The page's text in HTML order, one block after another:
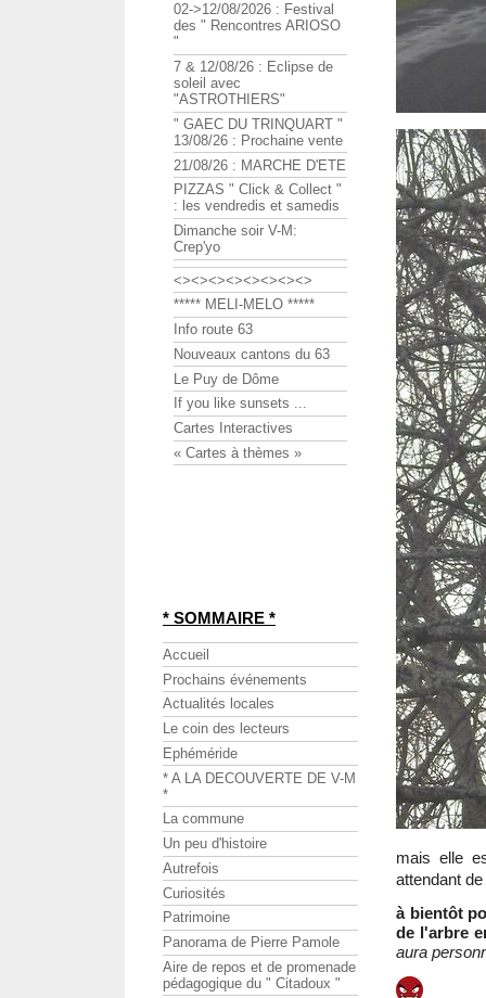
mais elle
attendant
à bientôt
de l'arbre
aura
02->12/08/2026 : Festival
des " Rencontres ARIOSO
"
7 & 12/08/26 : Eclipse de
soleil avec
"ASTROTHIERS"
" GAEC DU TRINQUART "
13/08/26 : Prochaine vente
21/08/26 : MARCHE D'ETE
PIZZAS " Click & Collect "
: les vendredis et samedis
Dimanche soir V-M:
Crep'yo
<><><><><><><><>
***** MELI-MELO *****
Info route 63
Nouveaux cantons du 63
Le Puy de Dôme
If you like sunsets ...
Cartes Interactives
« Cartes à thèmes »
* SOMMAIRE *
Accueil
Prochains événements
Actualités locales
Le coin des lecteurs
Ephéméride
* A LA DECOUVERTE DE V-M
*
La commune
Un peu d'histoire
Autrefois
Curiosités
Patrimoine
Panorama de Pierre Pamole
Aire de repos et de promenade
pédagogique du " Citadoux "